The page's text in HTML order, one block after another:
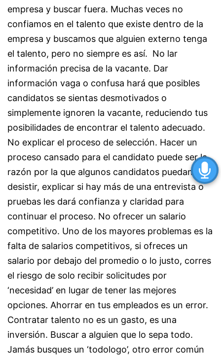
empresa y buscar fuera. Muchas veces no
confiamos en el talento que existe dentro de la
empresa y buscamos que alguien externo tenga
el talento, pero no siempre es así. No lar
información precisa de la vacante. Dar
información vaga o confusa hará que posibles
candidatos se sientas desmotivados o
simplemente ignoren la vacante, reduciendo tus
posibilidades de encontrar el talento adecuado.
No explicar el proceso de selección. Hacer un
proceso cansado para el candidato puede ser la
razón por la que algunos candidatos puedan
desistir, explicar si hay más de una entrevista o
pruebas les dará confianza y claridad para
continuar el proceso. No ofrecer un salario
competitivo. Uno de los mayores problemas es la
falta de salarios competitivos, si ofreces un
salario por debajo del promedio o lo justo, corres
el riesgo de solo recibir solicitudes por
‘necesidad’ en lugar de tener las mejores
opciones. Ahorrar en tus empleados es un error.
Contratar talento no es un gasto, es una
inversión. Buscar a alguien que lo sepa todo.
Jamás busques un ‘todologo’, otro error común